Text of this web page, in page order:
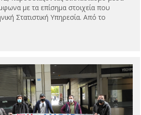
με τα επίσημα στοιχεία που
Στατιστική Υπηρεσία. Από το